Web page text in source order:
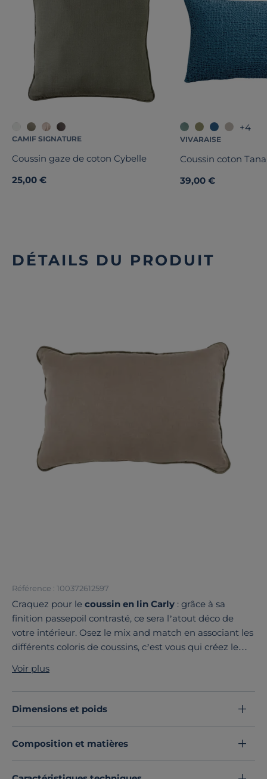
CAMIF SIGNATURE
Coussin gaze de coton Cybelle
25,00 €
+4
VIVARAISE
Coussin coton
39,00 €
DÉTAILS DU PRODUIT
Référence : 100372612597
Craquez pour le coussin en lin Carly : grâce à sa
finition passepoil contrasté, ce sera l’atout déco de
votre intérieur. Osez le mix and match en associant les
différents coloris de coussins, c’est vous qui créez le
Découvrez toute notre sélection :
Voir plus
Dimensions et poids
Composition et matières